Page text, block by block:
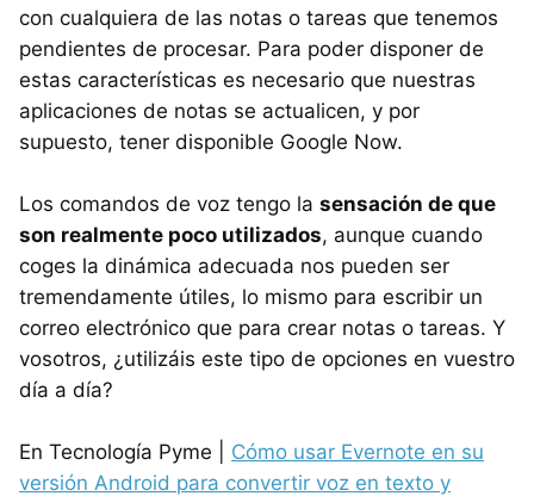
con cualquiera de las notas o tareas que tenemos
pendientes de procesar. Para poder disponer de
estas características es necesario que nuestras
aplicaciones de notas se actualicen, y por
supuesto, tener disponible Google Now.
Los comandos de voz tengo la sensación de que
son realmente poco utilizados, aunque cuando
coges la dinámica adecuada nos pueden ser
tremendamente útiles, lo mismo para escribir un
correo electrónico que para crear notas o tareas. Y
vosotros, ¿utilizáis este tipo de opciones en vuestro
día a día?
En Tecnología Pyme | Cómo usar Evernote en su
versión Android para convertir voz en texto y